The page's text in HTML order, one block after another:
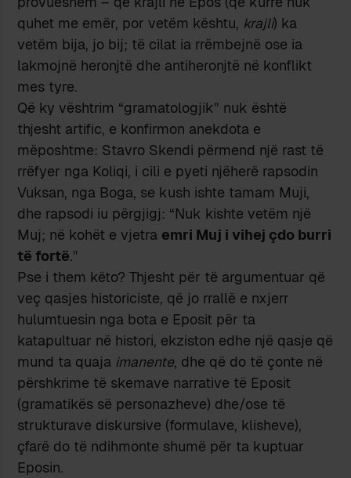
quhet me emër, por vetëm kështu, krajli) ka
vetëm bija, jo bij; të cilat ia rrëmbejnë ose ia
lakmojnë heronjtë dhe antiheronjtë në konflikt
mes tyre.
Që ky vështrim “gramatologjik” nuk është
thjesht artific, e konfirmon anekdota e
mëposhtme: Stavro Skendi përmend një rast të
rrëfyer nga Koliqi, i cili e pyeti njëherë rapsodin
Vuksan, nga Boga, se kush ishte tamam Muji,
dhe rapsodi iu përgjigj: “Nuk kishte vetëm një
Muj; në kohët e vjetra emri Muj i vihej çdo burri
të fortë.”
Pse i them këto? Thjesht për të argumentuar që
veç qasjes historiciste, që jo rrallë e nxjerr
hulumtuesin nga bota e Eposit për ta
katapultuar në histori, ekziston edhe një qasje që
mund ta quaja imanente, dhe që do të çonte në
përshkrime të skemave narrative të Eposit
(gramatikës së personazheve) dhe/ose të
strukturave diskursive (formulave, klisheve),
çfarë do të ndihmonte shumë për ta kuptuar
Eposin.